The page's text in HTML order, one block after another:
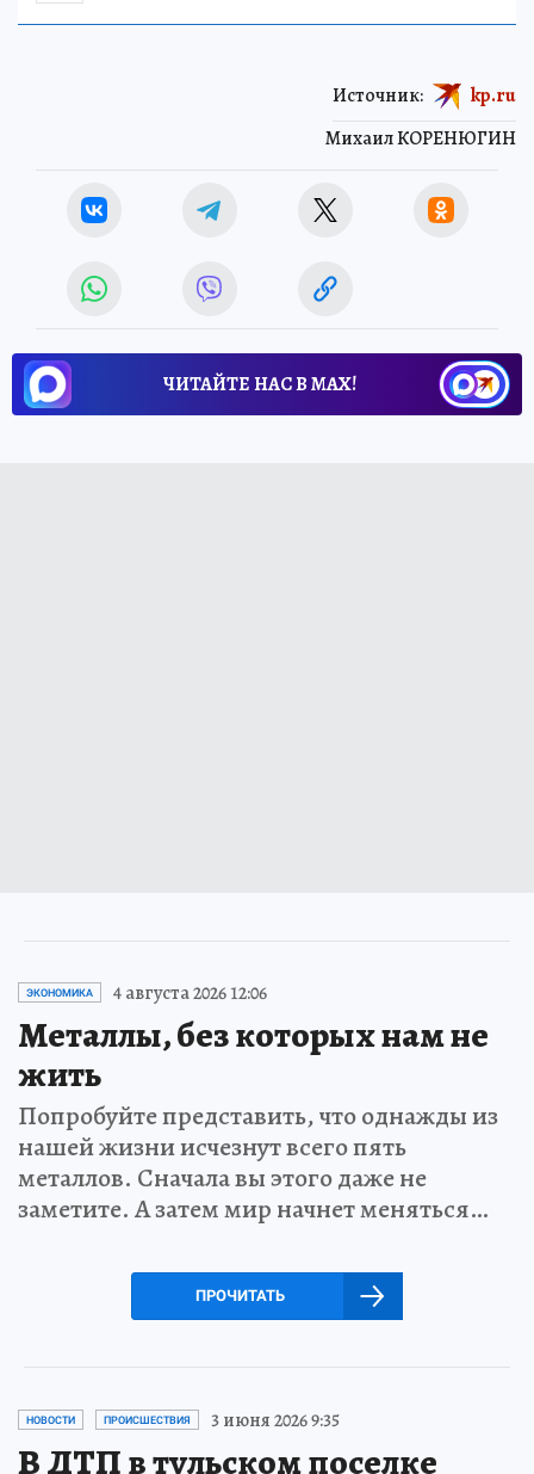
Михаил КОРЕНЮГИН
Источник: kp.ru
ЧИТАЙТЕ НАС В МАХ!
ЭКОНОМИКА 4 августа 2026 12:06
Металлы, без которых нам не
жить
Попробуйте представить, что однажды из
нашей жизни исчезнут всего пять
металлов. Сначала вы этого даже не
заметите. А затем мир начнет меняться…
ПРОЧИТАТЬ
НОВОСТИ ПРОИСШЕСТВИЯ 3 июня 2026 9:35
В ДТП в тульском поселке